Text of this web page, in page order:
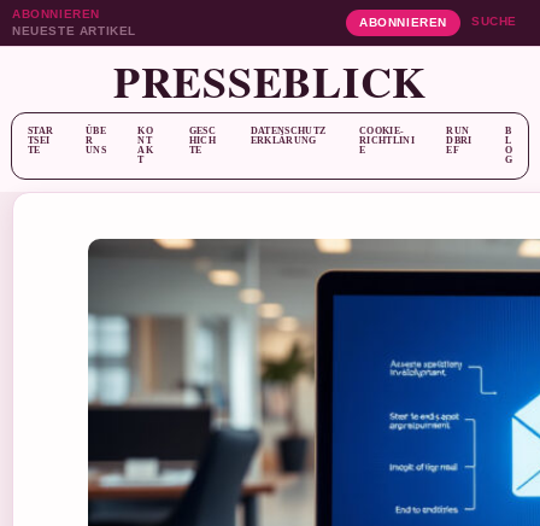
ABONNIEREN
NEUESTE ARTIKEL
ABONNIEREN SUCHE
PRESSEBLICK
STAR
TSEI
TE
ÜBE
R
UNS
KO
NT
AK
T
GESC
HICH
TE
DATENSCHUTZ
ERKLÄRUNG
COOKIE-
RICHTLINI
E
RUN
DBRI
EF
B
L
O
G